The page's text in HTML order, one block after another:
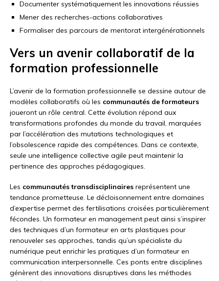
Documenter systématiquement les innovations réussies
Mener des recherches-actions collaboratives
Formaliser des parcours de mentorat intergénérationnels
Vers un avenir collaboratif de la
formation professionnelle
L’avenir de la formation professionnelle se dessine autour de
modèles collaboratifs où les communautés de formateurs
joueront un rôle central. Cette évolution répond aux
transformations profondes du monde du travail, marquées
par l’accélération des mutations technologiques et
l’obsolescence rapide des compétences. Dans ce contexte,
seule une intelligence collective agile peut maintenir la
pertinence des approches pédagogiques.
Les communautés transdisciplinaires représentent une
tendance prometteuse. Le décloisonnement entre domaines
d’expertise permet des fertilisations croisées particulièrement
fécondes. Un formateur en management peut ainsi s’inspirer
des techniques d’un formateur en arts plastiques pour
renouveler ses approches, tandis qu’un spécialiste du
numérique peut enrichir les pratiques d’un formateur en
communication interpersonnelle. Ces ponts entre disciplines
génèrent des innovations disruptives dans les méthodes